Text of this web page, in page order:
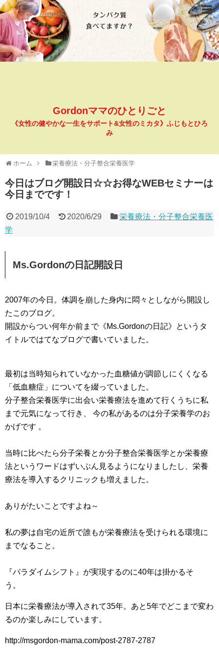
Gordonママのひとりごと
《女性の健やかな一生をサポート&女性のミカタ》ふじもとひろ
み
ホーム 栄養療法・分子整合栄養医学
今日はブログ開設日☆☆お得なWEBセミナーは
今日までです！
2019/10/4 2020/6/29
栄養療法・分子整合栄養医
学
Ms.Gordonの日記開設日
2007年の今日。体調を崩した身内に悶々としながら開設し
たこのブログ。
開設からつい何年か前まで《Ms.Gordonの日記》というタ
イトルではてなブログで書いていました。
最初は当時知られていなかった血糖値が調節しにくくなる
「低血糖症」についてを綴っていました。
分子整合栄養医学に出会い栄養療法を進めて行くうちに私
まで元気になって行き、 今の私があるのは分子栄養学のお
かげです 。
当時に比べたら分子栄養とか分子整合栄養医学とか栄養療
法というワードはずいぶん見るようになりましたし、栄養
療法を導入するクリニックも増えました。
ありがたいことですよね～
私の夢は自宅の近所で誰もが栄養療法を受けられる環境に
までなること。
『パラダイムシフト』が実現するのに40年は掛かるそ
う。
日本に栄養療法が導入されて35年。あと5年でどこまで変わ
るのか楽しみにしています。
http://msgordon-mama.com/post-2787-2787